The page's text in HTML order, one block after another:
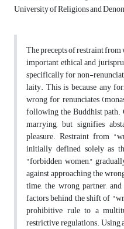
University of Religions and
The precepts of restraint from
important ethical and
specifically for non-
laity. This is because any
wrong for renunciates
following the Buddhist path.
marrying, but signifies
pleasure. Restraint from
initially defined solely as
"forbidden women,"
against approaching the
time, the wrong partner,
factors behind the shift of
prohibitive rule to a
restrictive regulations.